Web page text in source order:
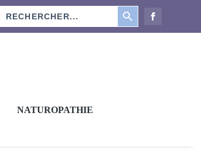
for:
SEARCH BUTTON
NATUROPATHIE